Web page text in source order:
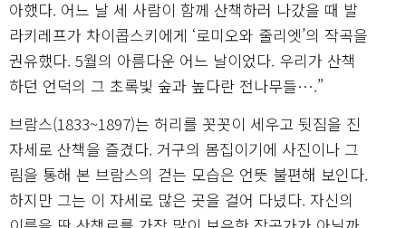
아했다. 어느 날 세 사람이 함께 산책하러 나갔을 때 발
라키레프가 차이콥스키에게 ‘로미오와 줄리엣’의 작곡을
권유했다. 5월의 아름다운 어느 날이었다. 우리가 산책
하던 언덕의 그 초록빛 숲과 높다란 전나무들….”
브람스(1833~1897)는 허리를 꼿꼿이 세우고 뒷짐을 진
자세로 산책을 즐겼다. 거구의 몸집이기에 사진이나 그
림을 통해 본 브람스의 걷는 모습은 언뜻 불편해 보인다.
하지만 그는 이 자세로 많은 곳을 걸어 다녔다. 자신의